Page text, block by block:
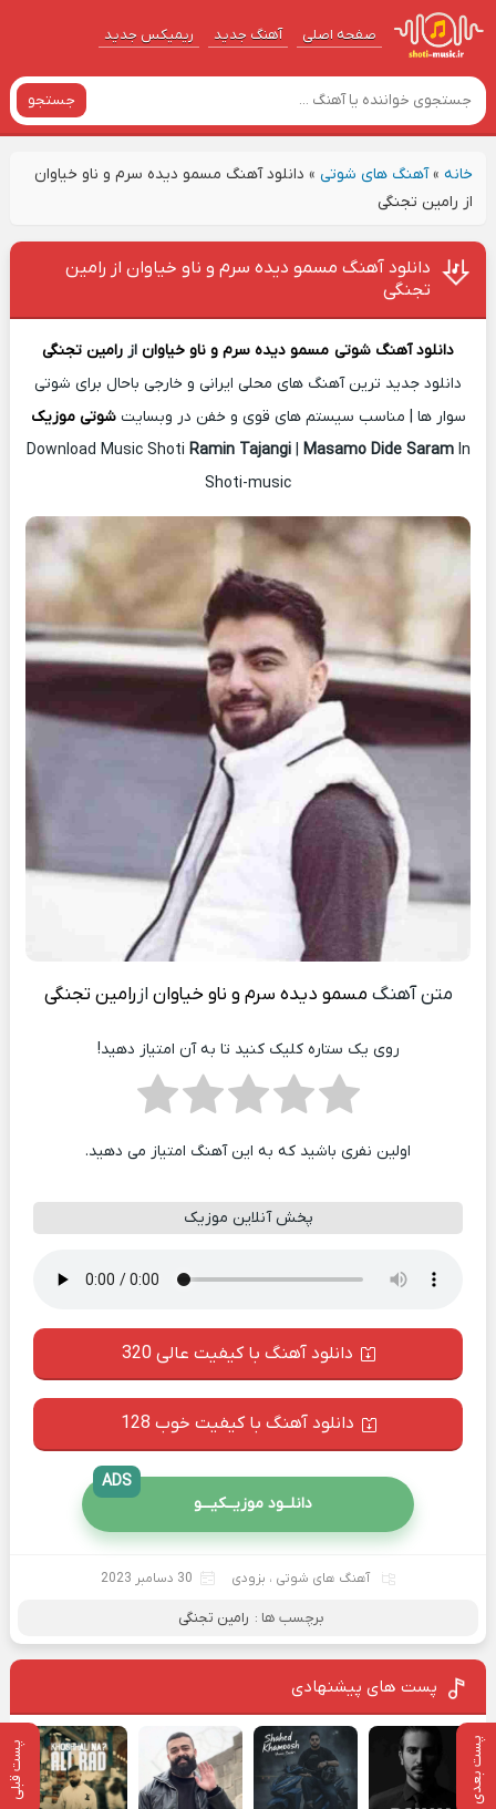
صفحه اصلی آهنگ‌ جدید ریمیکس جدید
جستجو
خانه»آهنگ های شوتی» دانلود آهنگ مسمو دیده سرم و ناو خیاوان
از رامین تجنگی
پست بعدی پست قبلی
دانلود آهنگ مسمو دیده سرم و ناو خیاوان از رامین
تجنگی
دانلود آهنگ شوتی مسمو دیده سرم و ناو خیاوان از رامین تجنگی
دانلود جدید ترین آهنگ های محلی ایرانی و خارجی باحال برای شوتی
سوار ها | مناسب سیستم های قوی و خفن در وبسایتشوتی موزیک
Download Music Shoti Ramin Tajangi| Masamo Dide SaramIn
Shoti-music
متن آهنگ مسمو دیده سرم و ناو خیاوان از رامین تجنگی
روی یک ستاره کلیک کنید تا به آن امتیاز دهید!
اولین نفری باشید که به این آهنگ امتیاز می دهید.
پخش آنلاین موزیک
دانلود آهنگ با کیفیت عالی 320
دانلود آهنگ با کیفیت خوب 128
دانلــود موزیــکیـــو
ADS
آهنگ های شوتی ، بزودی 30 دسامبر 2023
برچسب ها : رامین تجنگی
پست های پیشنهادی